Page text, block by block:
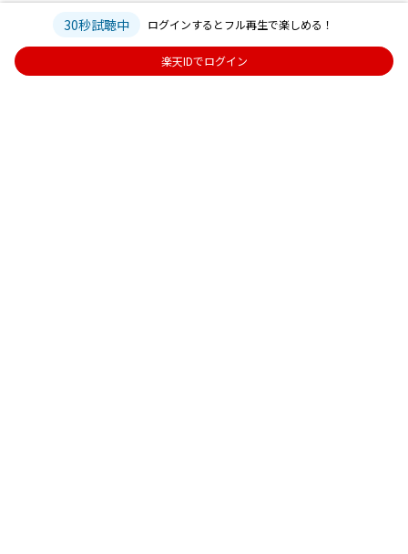
30秒試聴中 ログインするとフル再生で楽しめる！
楽天IDでログイン